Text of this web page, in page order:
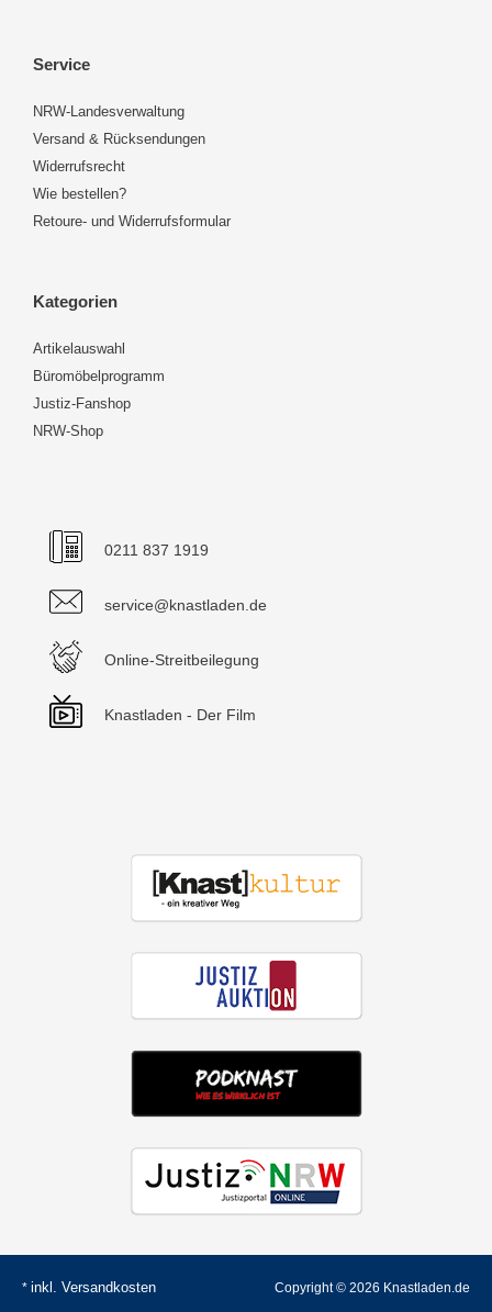
Service
NRW-Landesverwaltung
Versand & Rücksendungen
Widerrufsrecht
Wie bestellen?
Retoure- und Widerrufsformular
Kategorien
Artikelauswahl
Büromöbelprogramm
Justiz-Fanshop
NRW-Shop
0211 837 1919
service@knastladen.de
Online-Streitbeilegung
Knastladen - Der Film
* inkl. Versandkosten Copyright © 2026 Knastladen.de